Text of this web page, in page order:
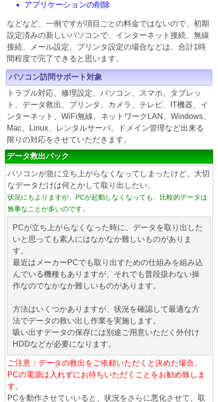
アプリケーションの削除
などなど、一例ですが項目ごとの料金ではないので、初期
設定済みの新しいパソコンで、インターネット接続、無線
接続、メール設定、プリンタ設定の場合などは、合計1時
間程度で完了できると思います。
パソコン訪問サポート対象
トラブル対応、修理設定、パソコン、スマホ、タブレッ
ト、データ救出、プリンタ、カメラ、テレビ、IT機器、イ
ンターネット、WiFi無線、ネットワークLAN、Windows、
Mac、Linux、レンタルサーバ、ドメイン管理など出来る
限りの対応をさせていただきます。
データ救出パック
パソコンが急に立ち上がらなくなってしまったけど、大切
なデータだけは何とかして取り出したい。
状況にもよりますが、PCが起動しなくなっても、比較的データは
無事なことが多いのです。
PCが立ち上がらなくなった時に、データを取り出した
いと思っても素人にはなかなか難しいものがありま
す。
最近はメーカーPCでも取り出すための仕組みを組み込
んでいる機種もありますが、それでも普段扱わない操
作なのでなかなか難しいものがあります。
方法はいくつかありますが、状況を確認して最適な方
法でデータの救い出し作業を実施します。
吸い出すデータの保存には別途ご用意いただく外付け
HDDなどが必要になります。
ご注意：データの救出をご依頼いただくと決めた場合、
PCの電源は入れずにお待ちいただくことをお勧め致しま
す。
PCを動作させていいると、状況をさらに悪化させて、取